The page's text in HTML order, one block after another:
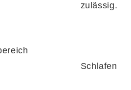
aus der Interliving
zulässig.
Schlafen